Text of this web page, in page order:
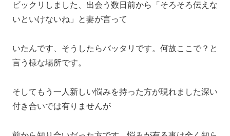
ビックリしました、出会う数日前から「そろそろ伝えな
いといけないね」と妻が言って
いたんです、そうしたらバッタリです。何故ここで？と
言う様な場所です。
そしてもう一人新しい悩みを持った方が現れました深い
付き合いでは有りませんが